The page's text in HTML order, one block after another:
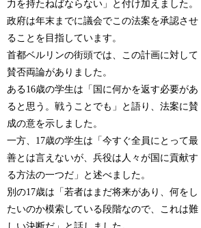
力を持たねばならない」と付け加えました。
政府は年末までに議会でこの法案を承認させ
ることを目指しています。
首都ベルリンの街頭では、この計画に対して
賛否両論がありました。
ある16歳の学生は「国に何かを返す必要があ
ると思う。戦うことでも」と語り、法案に賛
成の意を示しました。
一方、17歳の学生は「今すぐ全員にとって最
善とは言えないが、兵役は人々が国に貢献す
る方法の一つだ」と述べました。
別の17歳は「若者はまだ将来があり、何をし
たいのか模索している段階なので、これは難